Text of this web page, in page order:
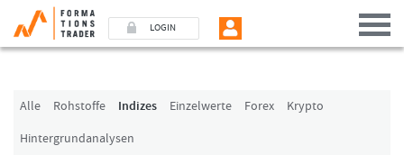
LOGIN
Alle Rohstoffe Indizes Einzelwerte Forex
Krypto
Hintergrundanalysen
Benutzer (E-Mail-Adresse in Kleinschrift)